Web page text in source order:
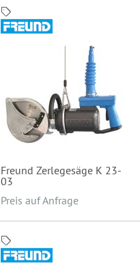
Freund Zerlegesäge K 23-
03
Preis auf Anfrage